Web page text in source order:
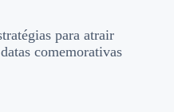
para atrair
comemorativas